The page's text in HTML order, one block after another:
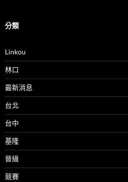
分類
Linkou
林口
最新消息
台北
台中
基隆
晉級
競賽